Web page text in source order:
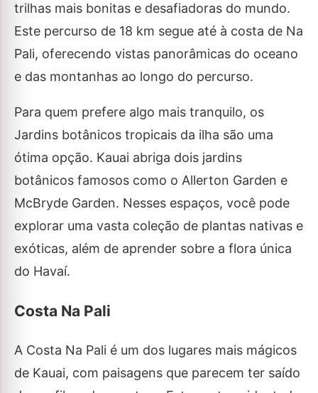
trilhas mais bonitas e desafiadoras do mundo.
Este percurso de 18 km segue até à costa de Na
Pali, oferecendo vistas panorâmicas do oceano
e das montanhas ao longo do percurso.
Para quem prefere algo mais tranquilo, os
Jardins botânicos tropicais da ilha são uma
ótima opção. Kauai abriga dois jardins
botânicos famosos como o Allerton Garden e
McBryde Garden. Nesses espaços, você pode
explorar uma vasta coleção de plantas nativas e
exóticas, além de aprender sobre a flora única
do Havaí.
Costa Na Pali
A Costa Na Pali é um dos lugares mais mágicos
de Kauai, com paisagens que parecem ter saído